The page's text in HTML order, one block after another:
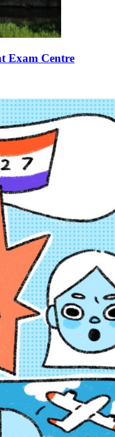
Exam Centre